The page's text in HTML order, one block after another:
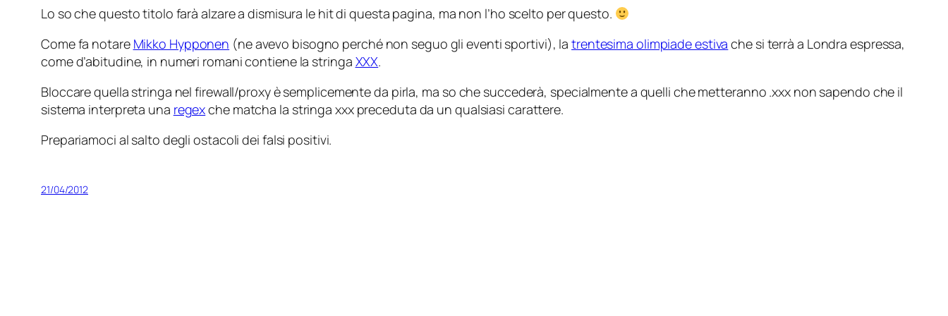
Lo so che questo titolo farà alzare a dismisura le hit di questa pagina, ma non l’ho scelto per questo.
Come fa notare Mikko Hypponen (ne avevo bisogno perché non seguo gli eventi sportivi), latrentesima olimpiade estiva che si terrà a Londra espressa,
come d’abitudine, in numeri romani contiene la stringa XXX.
Bloccare quella stringa nel firewall/proxy è semplicemente da pirla, ma so che succederà, specialmente a quelli che metteranno .xxxnon sapendo che il
sistema interpreta una regexche matcha la stringa xxxpreceduta da un qualsiasi carattere.
Prepariamoci al salto degli ostacoli dei falsi positivi.
21/04/2012